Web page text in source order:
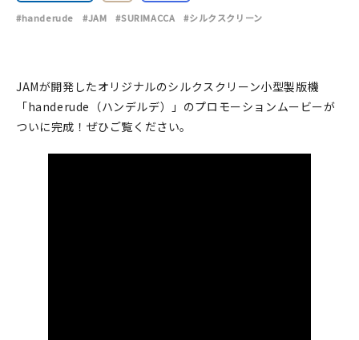
印刷見本
シルクスクリーン
#handerude #JAM #SURIMACCA #シルクスクリーン
JAMが開発したオリジナルのシルクスクリーン小型製版機
「handerude（ハンデルデ）」のプロモーションムービーが
ついに完成！ぜひご覧ください。